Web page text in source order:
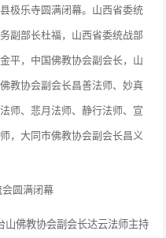
极乐寺圆满闭幕。山西省委统
副部长杜福，山西省委统战部
平，中国佛教协会副会长，山
教协会副会长昌善法师、妙真
师、悲月法师、静行法师、宣
，大同市佛教协会副会长昌义
佛教协会副会长达云法师主持